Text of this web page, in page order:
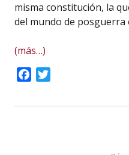
misma constitución, la
del mundo de posguerra
(más…)
Facebook